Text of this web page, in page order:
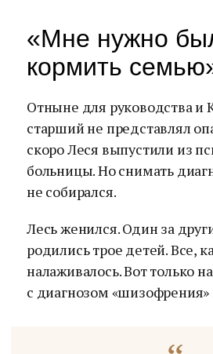
«Мне нужно
кормить
Отныне для руководства и
старший не представлял
скоро Леся выпустили из
больницы. Но снимать
не собирался.
Лесь женился. Один за
родились трое детей. Все,
налаживалось. Вот только
с диагнозом «шизофрения»